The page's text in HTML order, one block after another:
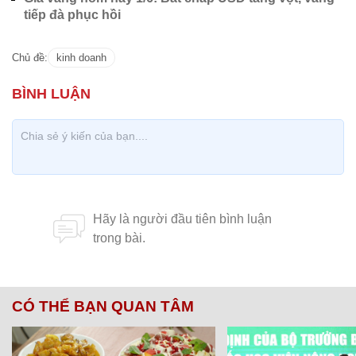
tiếp đà phục hồi
Chủ đề: kinh doanh
CÓ THỂ BẠN QUAN TÂM